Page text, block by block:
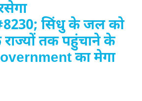
सिंधु के जल को
राज्यों तक पहुंचाने के
का मेगा